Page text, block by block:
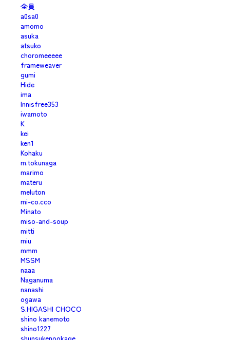
全員
a0sa0
amomo
asuka
atsuko
choromeeeee
frameweaver
gumi
Hide
ima
Innisfree353
iwamoto
K
kei
ken1
Kohaku
m.tokunaga
marimo
materu
meluton
mi-co.cco
Minato
miso-and-soup
mitti
miu
mmm
MSSM
naaa
Naganuma
nanashi
ogawa
S.HIGASHI CHOCO
shino kanemoto
shino1227
shunsukenookage